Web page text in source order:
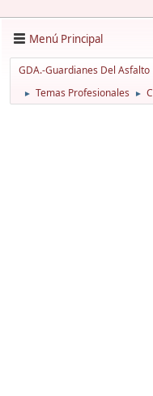
Menú Principal
GDA.-Guardianes Del Asfalto
► Temas Profesionales ►